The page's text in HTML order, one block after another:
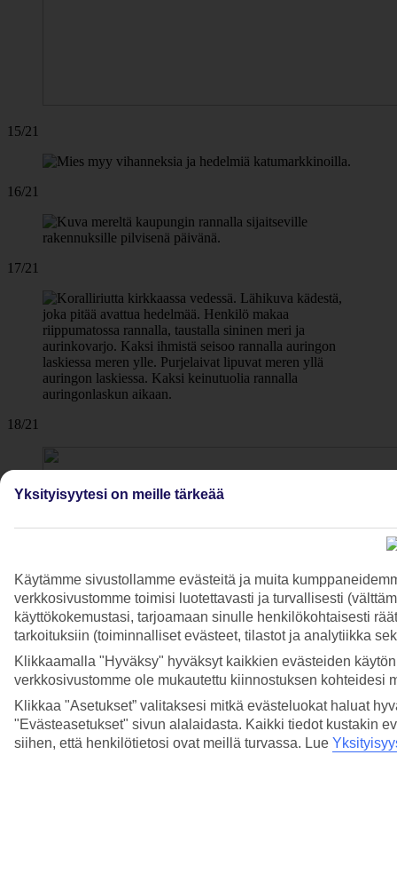
15/21
16/21
17/21
18/21
Yksityisyytesi on meille tärkeää
Käytämme sivustollamme evästeitä ja muita
verkkosivustomme toimisi luotettavasti ja turvallisesti
käyttökokemustasi, tarjoamaan sinulle henkilökohtaisesti
tarkoituksiin (toiminnalliset evästeet, tilastot ja analytiikka
Klikkaamalla "Hyväksy" hyväksyt kaikkien evästeiden
verkkosivustomme ole mukautettu kiinnostuksen kohteidesi
Klikkaa "Asetukset” valitaksesi mitkä evästeluokat haluat
"Evästeasetukset" sivun alalaidasta. Kaikki tiedot kustakin
siihen, että henkilötietosi ovat meillä turvassa. Lue